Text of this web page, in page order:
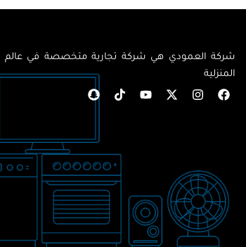
شركة العمودي هي شركة تجارية متخصصة في عالم
المنزلية